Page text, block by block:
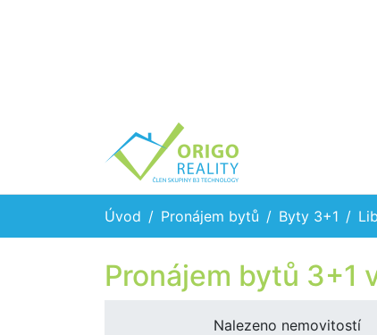
Úvod Pronájem bytů Byty 3+1
Pronájem bytů 3+1
Nalezeno nemovitostí